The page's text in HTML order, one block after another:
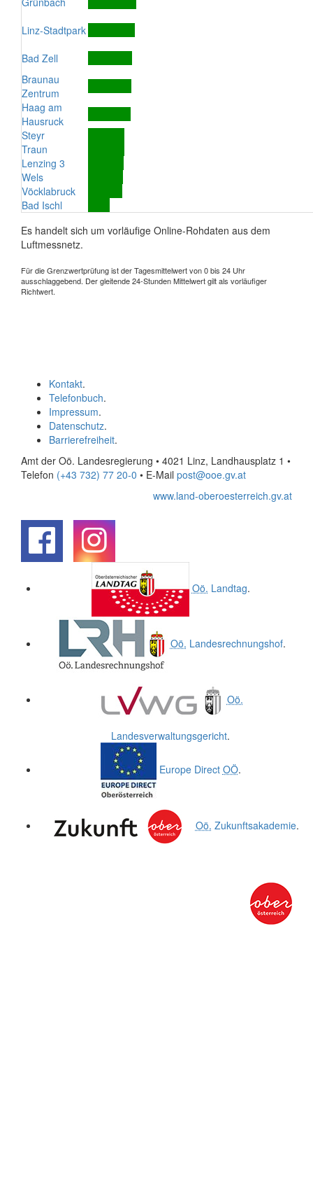
Linz-Stadtpark
Bad Zell
Braunau
Zentrum
Haag am
Hausruck
Steyr
Traun
Lenzing 3
Wels
Vöcklabruck
Bad Ischl
Es handelt sich um vorläufige Online-Rohdaten aus dem
Luftmessnetz.
Für die Grenzwertprüfung ist der Tagesmittelwert von 0 bis 24 Uhr
ausschlaggebend. Der gleitende 24-Stunden Mittelwert gilt als vorläufiger
Richtwert.
Kontakt.
Telefonbuch.
Impressum.
Datenschutz.
Barrierefreiheit.
Amt der Oö. Landesregierung • 4021 Linz, Landhausplatz 1 •
Telefon (+43 732) 77 20-0 • E-Mail post@ooe.gv.at
www.land-oberoesterreich.gv.at
Oö. Landtag.
Oö. Landesrechnungshof.
Oö.
Landesverwaltungsgericht.
Europe Direct OÖ.
Oö. Zukunftsakademie.